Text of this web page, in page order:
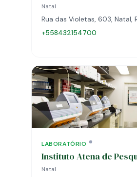
Natal
Rua das Violetas, 603, Natal,
+558432154700
LABORATÓRIO
Instituto Atena de
Natal